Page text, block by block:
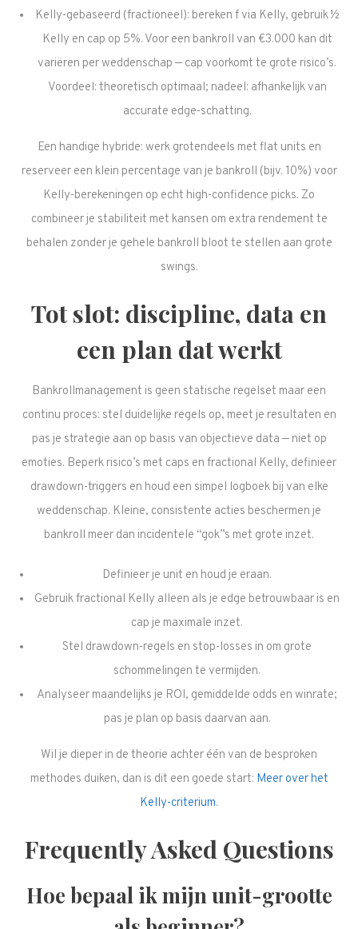
Kelly-gebaseerd (fractioneel): bereken f via Kelly, gebruik ½
Kelly en cap op 5%. Voor een bankroll van €3.000 kan dit
variëren per weddenschap — cap voorkomt te grote risico’s.
Voordeel: theoretisch optimaal; nadeel: afhankelijk van
accurate edge-schatting.
Een handige hybride: werk grotendeels met flat units en
reserveer een klein percentage van je bankroll (bijv. 10%) voor
Kelly-berekeningen op echt high-confidence picks. Zo
combineer je stabiliteit met kansen om extra rendement te
behalen zonder je gehele bankroll bloot te stellen aan grote
swings.
Tot slot: discipline, data en
een plan dat werkt
Bankrollmanagement is geen statische regelset maar een
continu proces: stel duidelijke regels op, meet je resultaten en
pas je strategie aan op basis van objectieve data — niet op
emoties. Beperk risico’s met caps en fractional Kelly, definieer
drawdown-triggers en houd een simpel logboek bij van elke
weddenschap. Kleine, consistente acties beschermen je
bankroll meer dan incidentele “gok”s met grote inzet.
Definieer je unit en houd je eraan.
Gebruik fractional Kelly alleen als je edge betrouwbaar is en
cap je maximale inzet.
Stel drawdown-regels en stop-losses in om grote
schommelingen te vermijden.
Analyseer maandelijks je ROI, gemiddelde odds en winrate;
pas je plan op basis daarvan aan.
Wil je dieper in de theorie achter één van de besproken
methodes duiken, dan is dit een goede start: Meer over het
Kelly-criterium.
Frequently Asked Questions
Hoe bepaal ik mijn unit-grootte